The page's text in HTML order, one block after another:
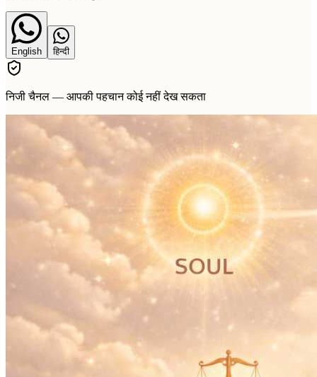
English हिन्दी
निजी चैनल — आपकी पहचान कोई नहीं देख सकता